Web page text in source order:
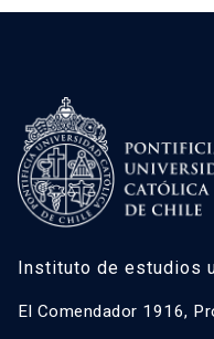
Instituto de estudios
El Comendador 1916,